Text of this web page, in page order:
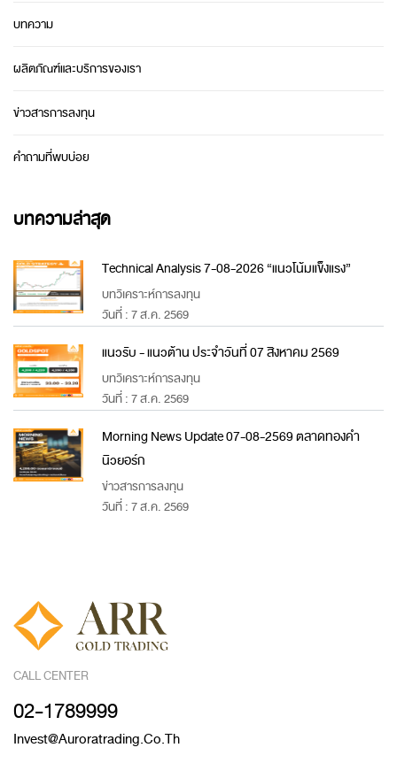
บทความ
ผลิตภัณฑ์และบริการของเรา
ข่าวสารการลงทุน
คำถามที่พบบ่อย
บทความล่าสุด
Technical Analysis 7-08-2026 “แนวโน้มแข็งแรง”
บทวิเคราะห์การลงทุน
วันที่ : 7 ส.ค. 2569
แนวรับ - แนวต้าน ประจำวันที่ 07 สิงหาคม 2569
บทวิเคราะห์การลงทุน
วันที่ : 7 ส.ค. 2569
Morning News Update 07-08-2569 ตลาดทองคำ
นิวยอร์ก
ข่าวสารการลงทุน
วันที่ : 7 ส.ค. 2569
CALL CENTER
02-1789999
Invest@auroratrading.co.th